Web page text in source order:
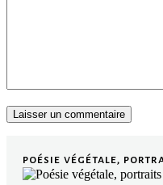
poésie végétale,